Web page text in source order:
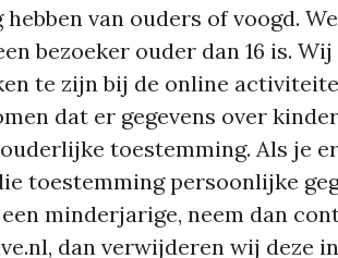
van ouders of voogd.
bezoeker ouder dan 16 is.
te zijn bij de online
dat er gegevens over
toestemming. Als je
toestemming persoonlijke
minderjarige, neem dan
dan verwijderen wij deze